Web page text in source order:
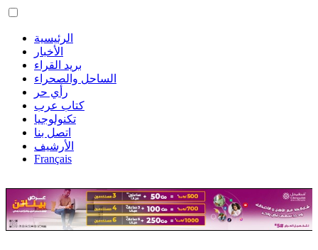
الرئيسية
الأخبار
بريد القراء
الساحل والصحراء
رأي حر
كتاب عرب
تكنولوجيا
اتصل بنا
الأرشيف
Français